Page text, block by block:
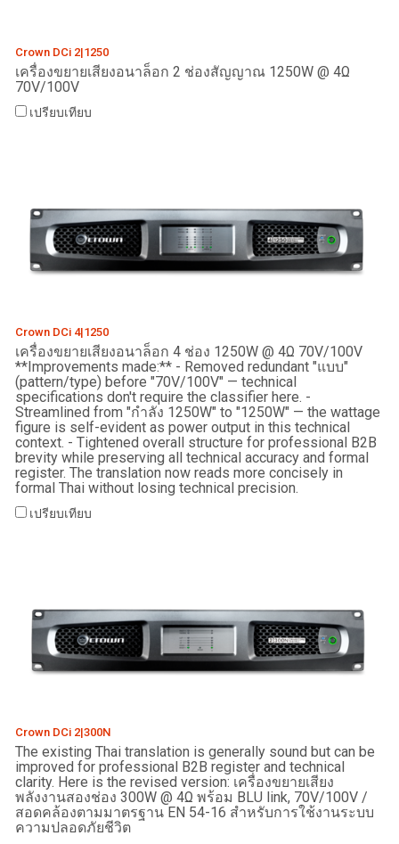
Crown DCi 2|1250
เครื่องขยายเสียงอนาล็อก 2 ช่องสัญญาณ 1250W @ 4Ω
70V/100V
เปรียบเทียบ
Crown DCi 4|1250
เครื่องขยายเสียงอนาล็อก 4 ช่อง 1250W @ 4Ω 70V/100V
**Improvements made:** - Removed redundant "แบบ"
(pattern/type) before "70V/100V" — technical
specifications don't require the classifier here. -
Streamlined from "กำลัง 1250W" to "1250W" — the wattage
figure is self-evident as power output in this technical
context. - Tightened overall structure for professional B2B
brevity while preserving all technical accuracy and formal
register. The translation now reads more concisely in
formal Thai without losing technical precision.
เปรียบเทียบ
Crown DCi 2|300N
The existing Thai translation is generally sound but can be
improved for professional B2B register and technical
clarity. Here is the revised version: เครื่องขยายเสียง
พลังงานสองช่อง 300W @ 4Ω พร้อม BLU link, 70V/100V /
สอดคล้องตามมาตรฐาน EN 54-16 สำหรับการใช้งานระบบ
ความปลอดภัยชีวิต